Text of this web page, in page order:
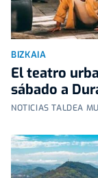
BIZKAIA
El teatro
sábado a
NOTICIAS TALDEA